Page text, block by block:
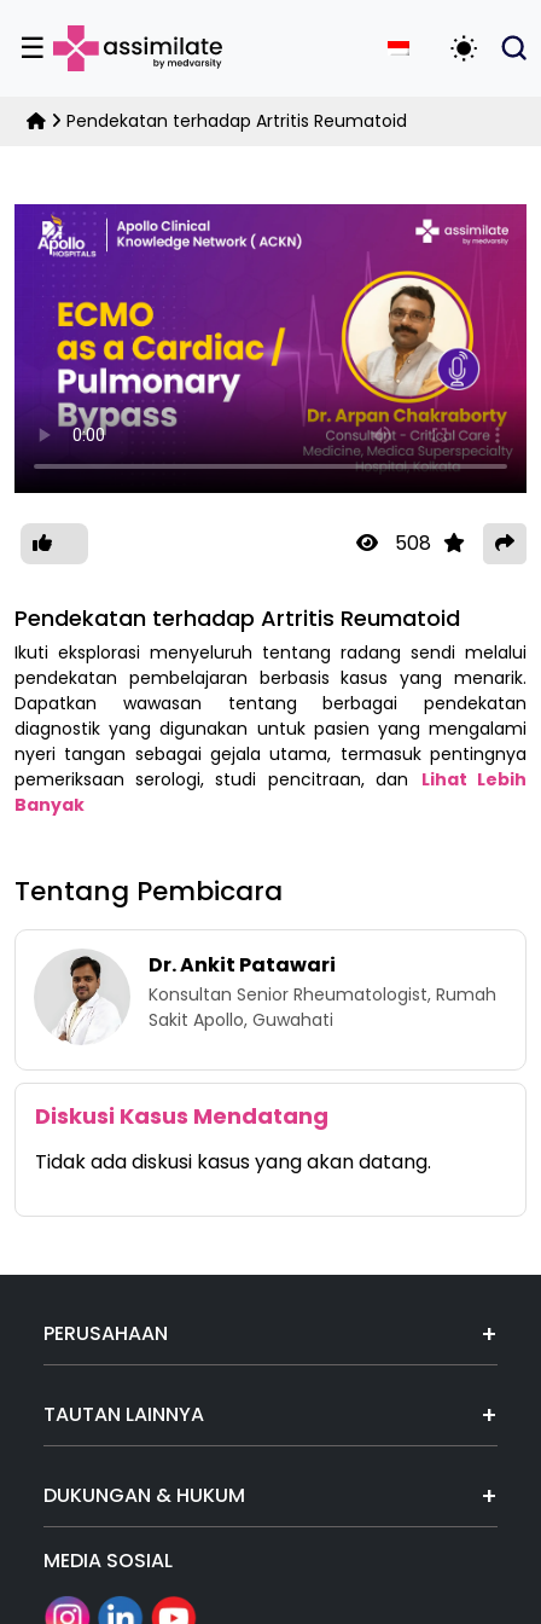
☰ Alihkan
Pendekatan terhadap Artritis Reumatoid
508
Pendekatan terhadap Artritis Reumatoid
Ikuti eksplorasi menyeluruh tentang radang sendi melalui
pendekatan pembelajaran berbasis kasus yang menarik.
Dapatkan wawasan tentang berbagai pendekatan
diagnostik yang digunakan untuk pasien yang mengalami
nyeri tangan sebagai gejala utama, termasuk pentingnya
pemeriksaan serologi, studi pencitraan, dan
Lihat Lebih
Banyak
Tentang Pembicara
Dr. Ankit Patawari
Konsultan Senior Rheumatologist, Rumah
Sakit Apollo, Guwahati
Diskusi Kasus Mendatang
Tidak ada diskusi kasus yang akan datang.
PERUSAHAAN
TAUTAN LAINNYA
DUKUNGAN & HUKUM
MEDIA SOSIAL